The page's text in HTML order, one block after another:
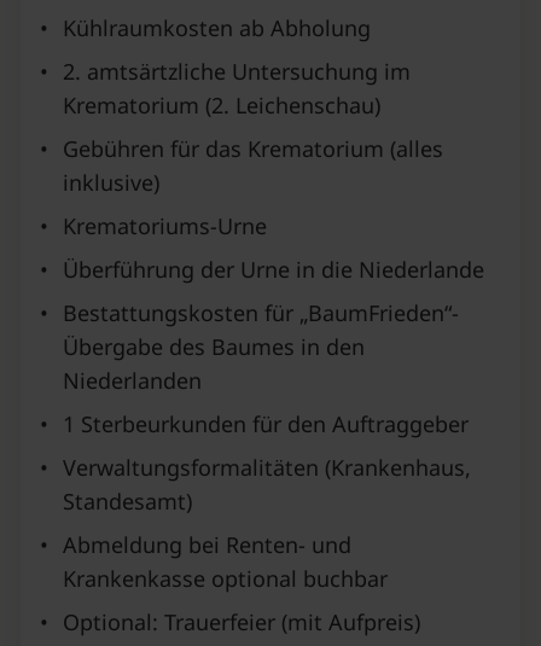
•
Kühlraumkosten ab Abholung
•
2. amtsärtzliche Untersuchung im
Krematorium (2. Leichenschau)
•
Gebühren für das Krematorium (alles
inklusive)
•
Krematoriums-Urne
•
Überführung der Urne in die Niederlande
•
Bestattungskosten für „BaumFrieden“-
Übergabe des Baumes in den
Niederlanden
•
1 Sterbeurkunden für den Auftraggeber
• Verwaltungsformalitäten (Krankenhaus,
Standesamt)
• Abmeldung bei Renten- und
Krankenkasse optional buchbar
•
Optional: Trauerfeier (mit Aufpreis)